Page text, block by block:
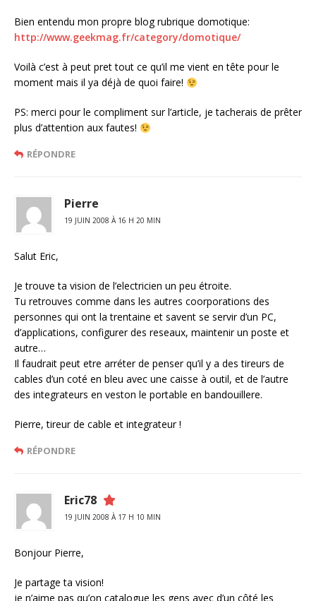
Bien entendu mon propre blog rubrique domotique:
http://www.geekmag.fr/category/domotique/
Voilà c’est à peut pret tout ce qu’il me vient en tête pour le
moment mais il ya déjà de quoi faire!
PS: merci pour le compliment sur l’article, je tacherais de prêter
plus d’attention aux fautes!
RÉPONDRE
Pierre
19 JUIN 2008 À 16 H 20 MIN
Salut Eric,
Je trouve ta vision de l’electricien un peu étroite.
Tu retrouves comme dans les autres coorporations des
personnes qui ont la trentaine et savent se servir d’un PC,
d’applications, configurer des reseaux, maintenir un poste et
autre…
Il faudrait peut etre arréter de penser qu’il y a des tireurs de
cables d’un coté en bleu avec une caisse à outil, et de l’autre
des integrateurs en veston le portable en bandouillere.
Pierre, tireur de cable et integrateur !
RÉPONDRE
Eric78
19 JUIN 2008 À 17 H 10 MIN
Bonjour Pierre,
Je partage ta vision!
je n’aime pas qu’on catalogue les gens avec d’un côté les